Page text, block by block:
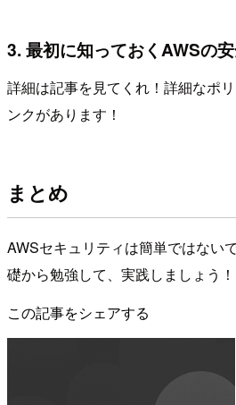
3. 最初に知っておくAWSの
詳細は記事を見てくれ！詳細なポ
ンクがあります！
まとめ
AWSセキュリティは簡単ではない
礎から勉強して、実践しましょう！
この記事をシェアする